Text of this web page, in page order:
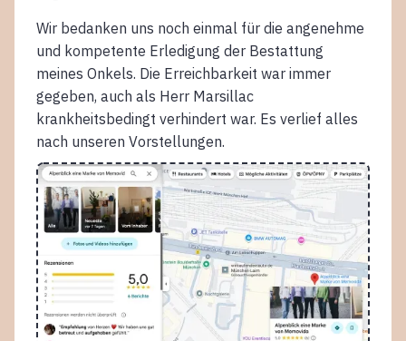
Wir bedanken uns noch einmal für die angenehme
und kompetente Erledigung der Bestattung
meines Onkels. Die Erreichbarkeit war immer
gegeben, auch als Herr Marsillac
krankheitsbedingt verhindert war. Es verlief alles
nach unseren Vorstellungen.